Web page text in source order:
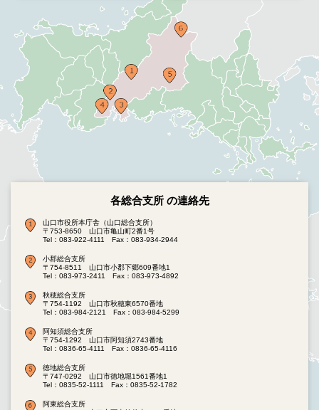
各総合支所 の連絡先
山口市役所本庁舎（山口総合支所）
〒753-8650 山口市亀山町2番1号
Tel：083-922-4111
Fax：083-934-2944
小郡総合支所
〒754-8511 山口市小郡下郷609番地1
Tel：083-973-2411
Fax：083-973-4892
秋穂総合支所
〒754-1192 山口市秋穂東6570番地
Tel：083-984-2121
Fax：083-984-5299
阿知須総合支所
〒754-1292 山口市阿知須2743番地
Tel：0836-65-4111
Fax：0836-65-4116
徳地総合支所
〒747-0292 山口市徳地堀1561番地1
Tel：0835-52-1111
Fax：0835-52-1782
阿東総合支所